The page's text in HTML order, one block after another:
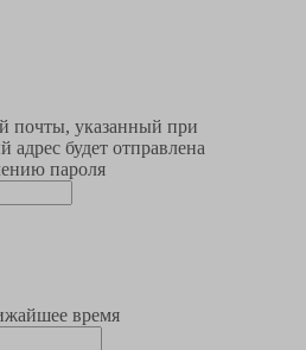
почты, указанный при
адрес будет отправлена
пароля
время